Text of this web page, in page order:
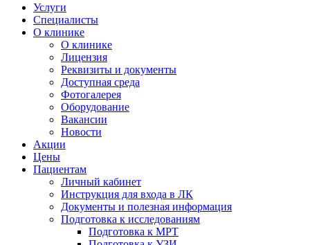
Услуги
Специалисты
О клинике
О клинике
Лицензия
Реквизиты и документы
Доступная среда
Фотогалерея
Оборудование
Вакансии
Новости
Акции
Цены
Пациентам
Личный кабинет
Инструкция для входа в ЛК
Документы и полезная информация
Подготовка к исследованиям
Подготовка к МРТ